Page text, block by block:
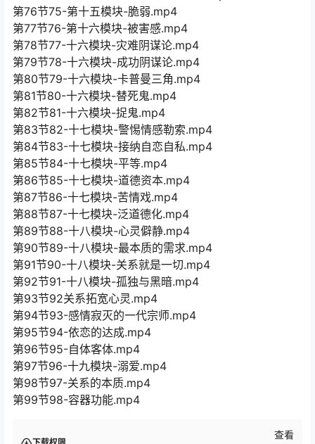
第76节75-第十五模块-脆弱.mp4
第77节76-第十六模块-被害感.mp4
第78节77-十六模块-灾难阴谋论.mp4
第79节78-十六模块-成功阴谋论.mp4
第80节79-十六模块-卡普曼三角.mp4
第81节80-十六模块-替死鬼.mp4
第82节81-十六模块-捉鬼.mp4
第83节82-十七模块-警惕情感勒索.mp4
第84节83-十七模块-接纳自恋自私.mp4
第85节84-十七模块-平等.mp4
第86节85-十七模块-道德资本.mp4
第87节86-十七模块-苦情戏.mp4
第88节87-十七模块-泛道德化.mp4
第89节88-十八模块-心灵僻静.mp4
第90节89-十八模块-最本质的需求.mp4
第91节90-十八模块-关系就是一切.mp4
第92节91-十八模块-孤独与黑暗.mp4
第93节92关系拓宽心灵.mp4
第94节93-感情寂灭的一代宗师.mp4
第95节94-依恋的达成.mp4
第96节95-自体客体.mp4
第97节96-十九模块-溺爱.mp4
第98节97-关系的本质.mp4
第99节98-容器功能.mp4
下载权限
查看